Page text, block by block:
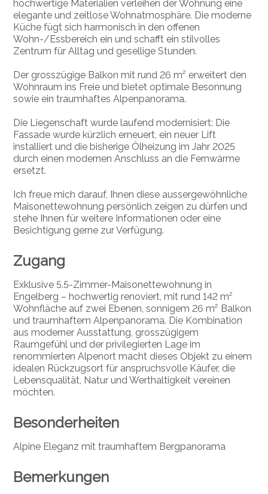
hochwertige Materialien verleihen der Wohnung eine
elegante und zeitlose Wohnatmosphäre. Die moderne
Küche fügt sich harmonisch in den offenen
Wohn-/Essbereich ein und schafft ein stilvolles
Zentrum für Alltag und gesellige Stunden.
Der grosszügige Balkon mit rund 26 m² erweitert den
Wohnraum ins Freie und bietet optimale Besonnung
sowie ein traumhaftes Alpenpanorama.
Die Liegenschaft wurde laufend modernisiert: Die
Fassade wurde kürzlich erneuert, ein neuer Lift
installiert und die bisherige Ölheizung im Jahr 2025
durch einen modernen Anschluss an die Fernwärme
ersetzt.
Ich freue mich darauf, Ihnen diese aussergewöhnliche
Maisonettewohnung persönlich zeigen zu dürfen und
stehe Ihnen für weitere Informationen oder eine
Besichtigung gerne zur Verfügung.
Zugang
Exklusive 5.5-Zimmer-Maisonettewohnung in
Engelberg – hochwertig renoviert, mit rund 142 m²
Wohnfläche auf zwei Ebenen, sonnigem 26 m² Balkon
und traumhaftem Alpenpanorama. Die Kombination
aus moderner Ausstattung, grosszügigem
Raumgefühl und der privilegierten Lage im
renommierten Alpenort macht dieses Objekt zu einem
idealen Rückzugsort für anspruchsvolle Käufer, die
Lebensqualität, Natur und Werthaltigkeit vereinen
möchten.
Besonderheiten
Alpine Eleganz mit traumhaftem Bergpanorama
Bemerkungen